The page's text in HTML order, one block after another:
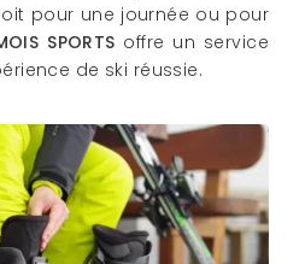
pour une journée ou pour
SPORTS offre un service
de ski réussie.